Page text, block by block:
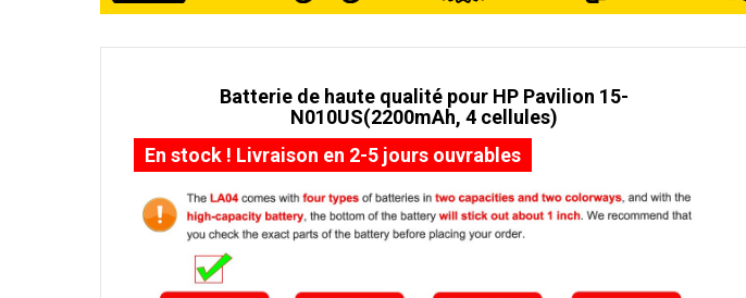
Batterie de haute qualité pour HP Pavilion 15-
N010US(2200mAh, 4 cellules)
En stock ! Livraison en 2-5 jours ouvrables